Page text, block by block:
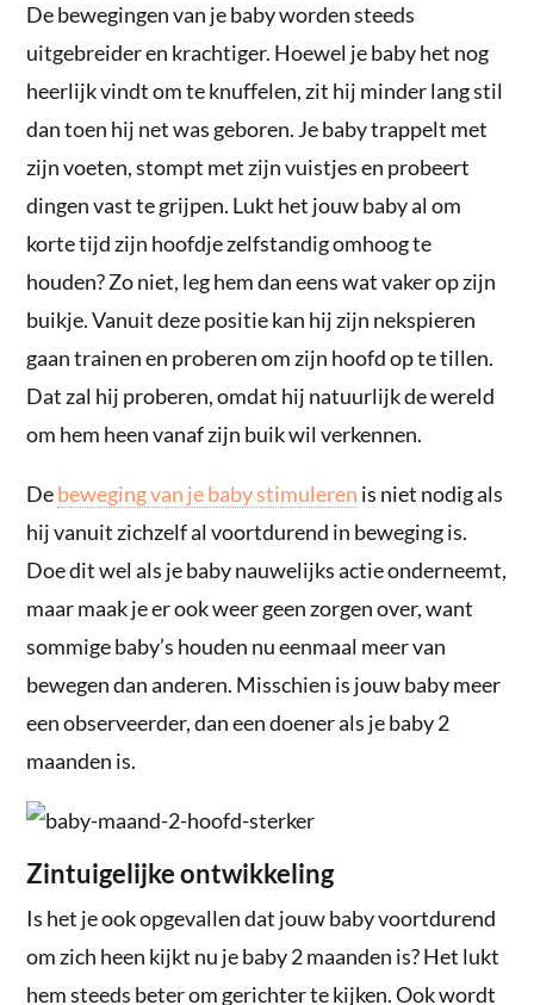
De bewegingen van je baby worden steeds
uitgebreider en krachtiger. Hoewel je baby het nog
heerlijk vindt om te knuffelen, zit hij minder lang stil
dan toen hij net was geboren. Je baby trappelt met
zijn voeten, stompt met zijn vuistjes en probeert
dingen vast te grijpen. Lukt het jouw baby al om
korte tijd zijn hoofdje zelfstandig omhoog te
houden? Zo niet, leg hem dan eens wat vaker op zijn
buikje. Vanuit deze positie kan hij zijn nekspieren
gaan trainen en proberen om zijn hoofd op te tillen.
Dat zal hij proberen, omdat hij natuurlijk de wereld
om hem heen vanaf zijn buik wil verkennen.
Debeweging van je baby stimuleren is niet nodig als
hij vanuit zichzelf al voortdurend in beweging is.
Doe dit wel als je baby nauwelijks actie onderneemt,
maar maak je er ook weer geen zorgen over, want
sommige baby’s houden nu eenmaal meer van
bewegen dan anderen. Misschien is jouw baby meer
een observeerder, dan een doener als je baby 2
maanden is.
Zintuigelijke ontwikkeling
Is het je ook opgevallen dat jouw baby voortdurend
om zich heen kijkt nu je baby 2 maanden is? Het lukt
hem steeds beter om gerichter te kijken. Ook wordt